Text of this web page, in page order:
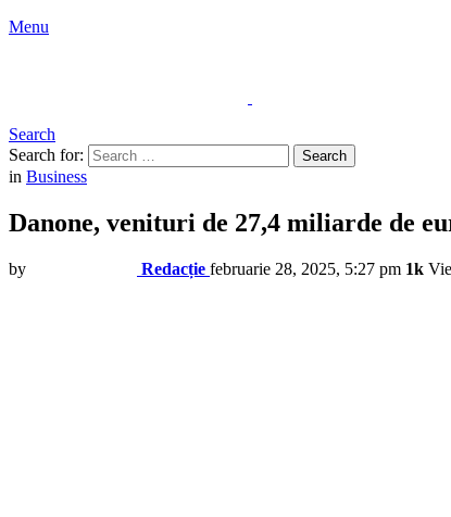
Menu
Search
Search for:
Search
in Business
Danone, venituri de 27,4 miliarde de
by Redacție februarie 28, 2025, 5:27 pm 1k